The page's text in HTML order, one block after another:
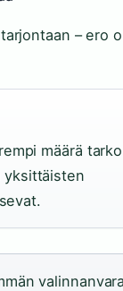
– ero
määrä
yksittäisten